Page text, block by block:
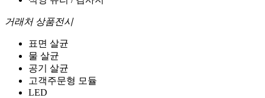
거래처 상품전시
표면 살균
물 살균
공기 살균
고객주문형 모듈
LED